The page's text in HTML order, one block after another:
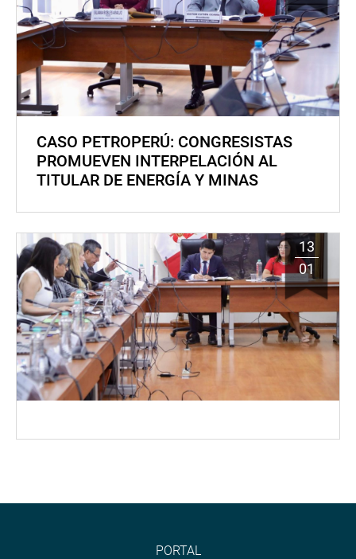
CASO PETROPERÚ: CONGRESISTAS
PROMUEVEN INTERPELACIÓN AL
TITULAR DE ENERGÍA Y MINAS
13
01
PORTAL